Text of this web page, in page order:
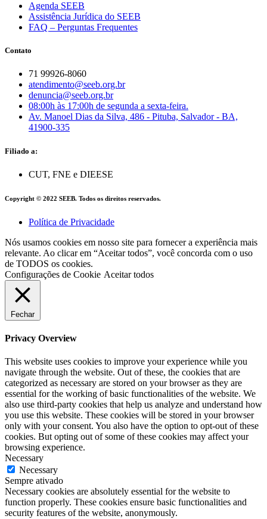
Agenda SEEB
Assistência Jurídica do SEEB
FAQ – Perguntas Frequentes
Contato
71 99926-8060
atendimento@seeb.org.br
denuncia@seeb.org.br
08:00h às 17:00h de segunda a sexta-feira.
Av. Manoel Dias da Silva, 486 - Pituba, Salvador - BA,
41900-335
Filiado a:
CUT, FNE e DIEESE
Copyright © 2022 SEEB. Todos os direitos reservados.
Política de Privacidade
Nós usamos cookies em nosso site para fornecer a experiência mais
relevante. Ao clicar em “Aceitar todos”, você concorda com o uso
de TODOS os cookies.
Configurações de Cookie Aceitar todos
Fechar
Privacy Overview
This website uses cookies to improve your experience while you
navigate through the website. Out of these, the cookies that are
categorized as necessary are stored on your browser as they are
essential for the working of basic functionalities of the website. We
also use third-party cookies that help us analyze and understand how
you use this website. These cookies will be stored in your browser
only with your consent. You also have the option to opt-out of these
cookies. But opting out of some of these cookies may affect your
browsing experience.
Necessary
Necessary
Sempre ativado
Necessary cookies are absolutely essential for the website to
function properly. These cookies ensure basic functionalities and
security features of the website, anonymously.